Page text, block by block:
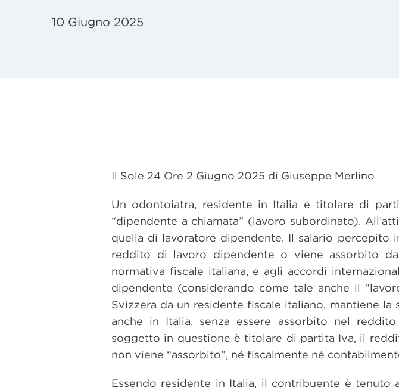
10 Giugno 2025
Il Sole 24 Ore 2 Giugno 2025 di Giuseppe Merlino
Un odontoiatra, residente in Italia e titolare di
“dipendente a chiamata” (lavoro subordinato).
quella di lavoratore dipendente. Il salario percepito
reddito di lavoro dipendente o viene assorbito
normativa fiscale italiana, e agli accordi
dipendente (considerando come tale anche il
Svizzera da un residente fiscale italiano, mantiene
anche in Italia, senza essere assorbito nel
soggetto in questione è titolare di partita Iva, il
non viene “assorbito”, né fiscalmente né
Essendo residente in Italia, il contribuente è